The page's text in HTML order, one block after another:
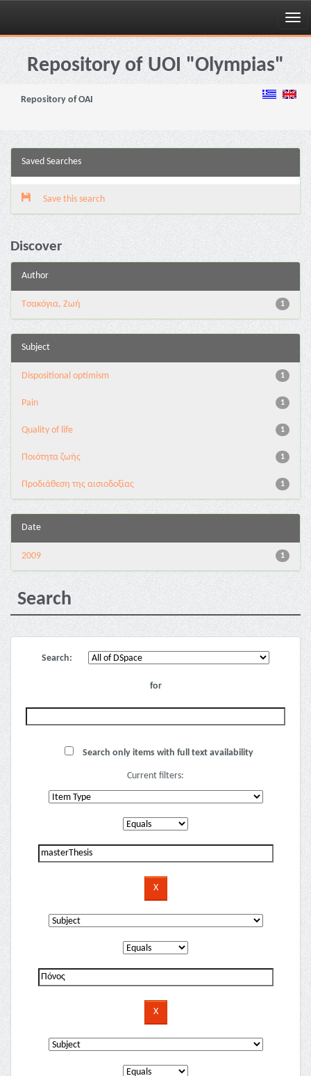
Skip
navigationRepository of UOI "Olympias"
Repository of OAI
Saved Searches
Save this search
Discover
Author
1
Τσακόγια, Ζωή
Subject
1
Dispositional optimism
1
Pain
1
Quality of life
1
Ποιότητα ζωής
1
Προδιάθεση της αισιοδοξίας
Date
1
2009
Search
Search:
for
Search only items with full text availability
Current filters: